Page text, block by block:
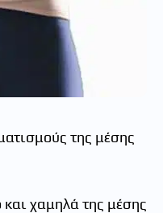
της μέσης
χαμηλά της μέσης